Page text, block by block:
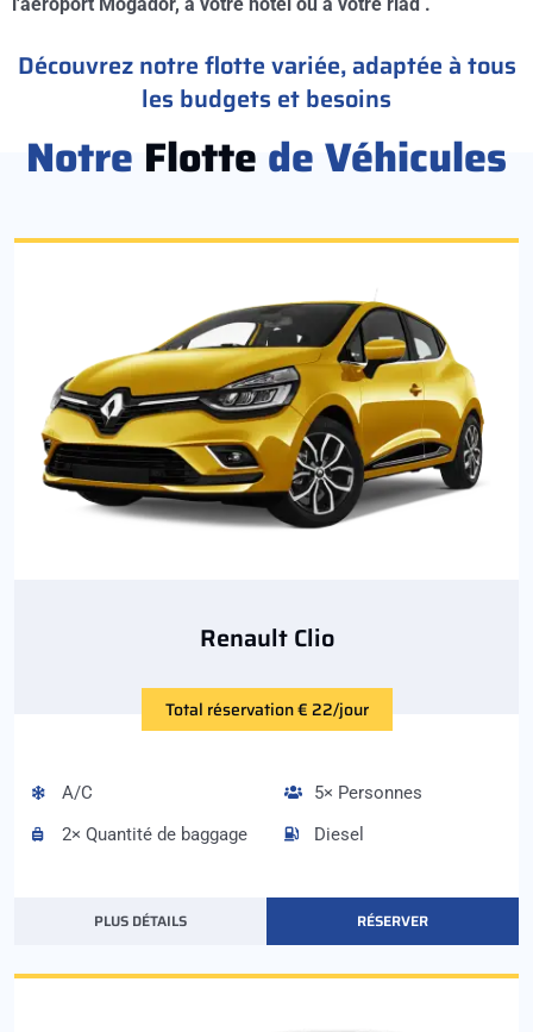
Découvrez notre flotte variée, adaptée à tous
les budgets et besoins
Notre Flotte de Véhicules
Renault Clio
Total réservation € 22/jour
A/C
2× Quantité de baggage
5× Personnes
Diesel
PLUS DÉTAILS RÉSERVER